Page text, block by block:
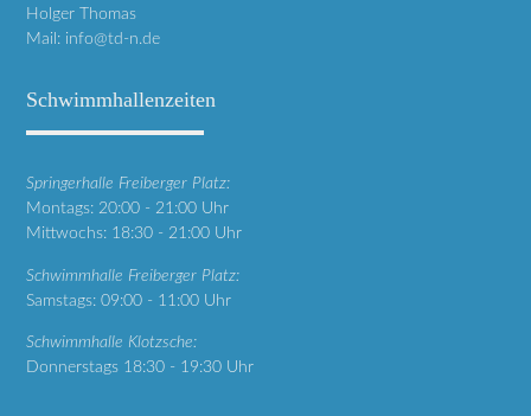
Holger Thomas
Mail: info@td-n.de
Schwimmhallenzeiten
Springerhalle Freiberger Platz:
Montags: 20:00 - 21:00 Uhr
Mittwochs: 18:30 - 21:00 Uhr
Schwimmhalle Freiberger Platz:
Samstags: 09:00 - 11:00 Uhr
Schwimmhalle Klotzsche:
Donnerstags 18:30 - 19:30 Uhr